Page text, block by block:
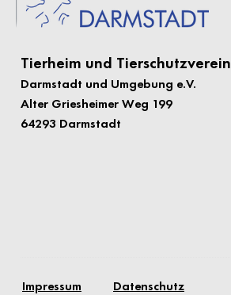
Tierheim und Tierschutzverein
Darmstadt und Umgebung e.V.
Alter Griesheimer Weg 199
64293 Darmstadt
Impressum Datenschutz